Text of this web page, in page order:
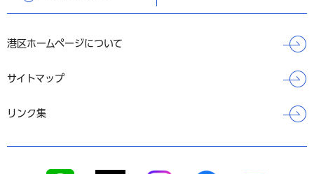
港区ホームページについて
サイトマップ
リンク集